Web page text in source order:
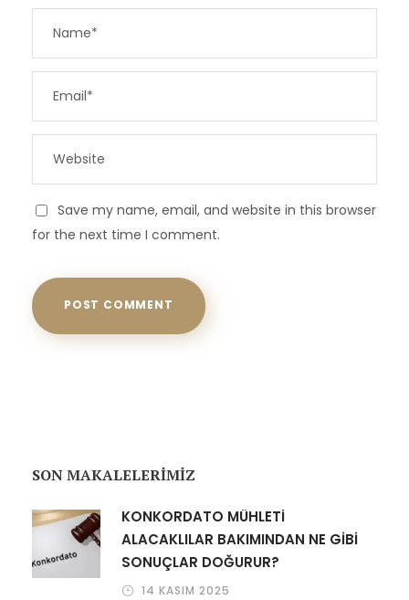
Save my name, email, and website in this browser
for the next time I comment.
SON MAKALELERİMİZ
KONKORDATO MÜHLETİ
ALACAKLILAR BAKIMINDAN NE GİBİ
SONUÇLAR DOĞURUR?
14 KASIM 2025